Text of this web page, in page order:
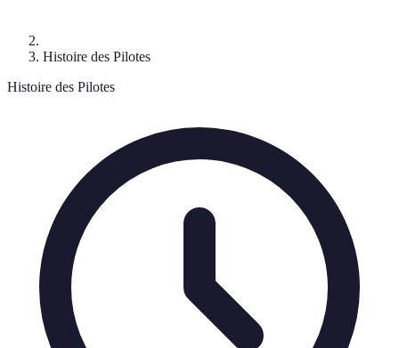
Histoire des Pilotes
Histoire des Pilotes